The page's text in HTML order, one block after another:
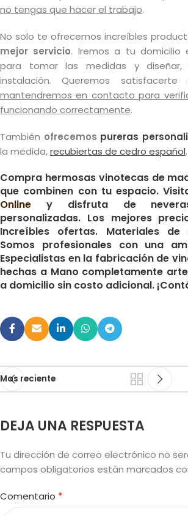
no tengas que hacer el trabajo.
No solo te ofrecemos increíbles
mejor servicio. Iremos a tu domicilio
para tomar las medidas y
instalación. Queremos
mantendremos en contacto para
funcionando correctamente.
También ofrecemos pureras
la medida,recubiertas de cedro español.
Compra hermosas vinotecas de
que combinen con tu espacio.
Online y disfruta de
personalizadas. Los mejores
Increíbles ofertas. Materiales de
Somos profesionales con una
Especialistas en la fabricación de
hechas a Mano completamente
a domicilio sin costo adicional.
Mas reciente
DEJA UNA RESPUESTA
Tu dirección de correo electrónico no
campos obligatorios están marcados
Comentario *